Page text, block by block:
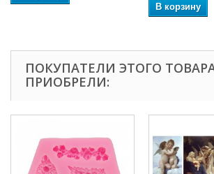
В корзину
ПОКУПАТЕЛИ ЭТОГО
ПРИОБРЕЛИ: